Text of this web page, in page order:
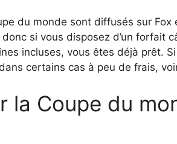
du monde sont diffusés sur Fox
si vous disposez d’un forfait
incluses, vous êtes déjà prêt. Si
certains cas à peu de frais,
la Coupe du